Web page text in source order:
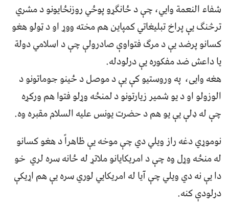
شفاء النعمة وایي، چې د ځانګړو پوځي روزنځایونو د مشري
ترڅنګ یې پراخ تبلیغاتي کمپاین هم مخته ووړ او د ټولو هغو
کسانو پرضد یې د مرګ فتواوې صادرولې چې د اسلامي دولة
یا داعش ضد مفکوره یې درلودله.
هغه وایی، په وروستیو کې یې د موصل د ځینو جوماتونو د
الوزولو او د یو شمیر زیارتونو د لمنځه وړلو فتوا هم ورکړه
چې له ډلې یې یو هم د حضرت یونس علیه السلام مقبره وه.
نوموړي دغه راز ویلي دي چې موخه یې ظاهراً د هغو کسانو
له منځه وړل وه چې د امریکایانو ملاتړ له ځانه سره لري خو
دا یې نه دي ویلي چې آیا له امریکایي لوري سره یې هم اړیکې
درلودې کنه.